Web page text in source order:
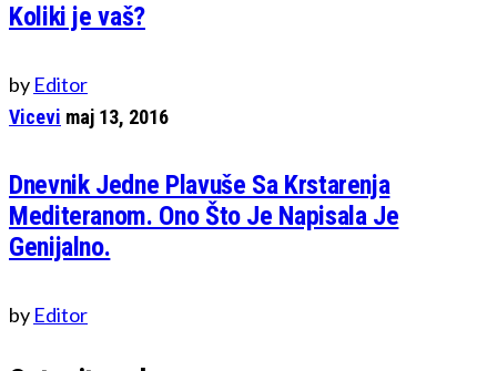
Koliki je vaš?
by Editor
Vicevi maj 13, 2016
Dnevnik Jedne Plavuše Sa Krstarenja
Mediteranom. Ono Što Je Napisala Je
Genijalno.
by Editor